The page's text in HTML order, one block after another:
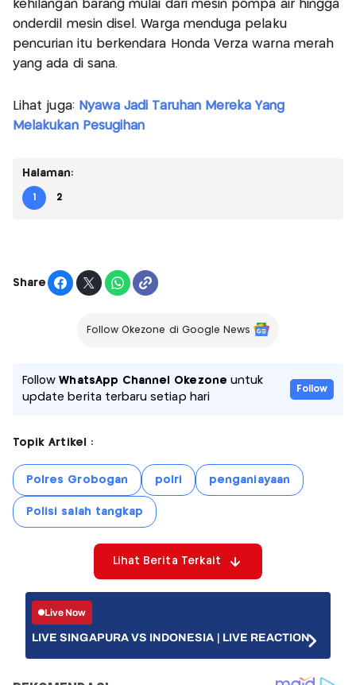
kehilangan barang mulai dari mesin pompa air hingga
onderdil mesin disel. Warga menduga pelaku
pencurian itu berkendara Honda Verza warna merah
yang ada di sana.
Lihat juga: Nyawa Jadi Taruhan Mereka Yang
Melakukan Pesugihan
Halaman:
1 2
Share
Follow Okezone di Google News
FollowWhatsApp Channel Okezone untuk
update berita terbaru setiap hari
Follow
Topik Artikel :
Polres Grobogan polri penganiayaan
Polisi salah tangkap
Lihat Berita Terkait
Live Now
LIVE SINGAPURA VS INDONESIA | LIVE REACTION